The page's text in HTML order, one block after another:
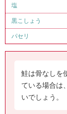
塩
黒こしょう
パセリ
鮭は骨なしを
ている場合は
いでしょう。